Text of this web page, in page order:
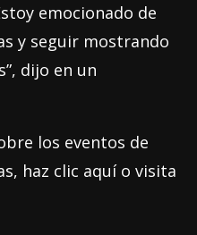
emocionado de
y seguir mostrando
dijo en un
los eventos de
haz clic aquí o visita